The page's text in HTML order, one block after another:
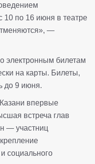
по 16 июня в театре
—
электронным билетам
на карты. Билеты,
до 9 июня.
впервые
встреча глав
— участниц
социального